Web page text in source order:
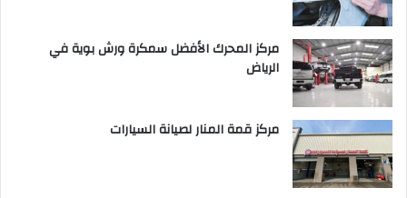
مركز المحرك الأفضل سمكرة ورش بوية في
الرياض
مركز قمة المنار لصيانة السيارات